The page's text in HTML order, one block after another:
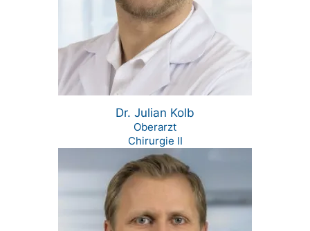
Dr. Julian Kolb
Oberarzt
Chirurgie II